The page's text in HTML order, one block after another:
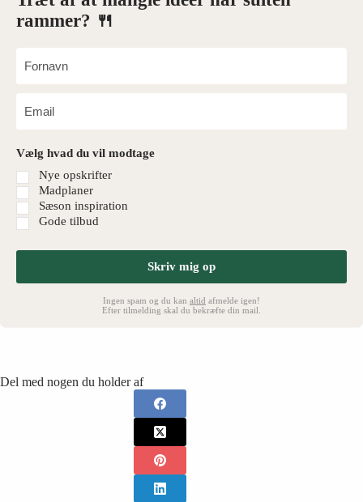
rammer? 🍴
Vælg hvad du vil modtage
Nye opskrifter
Madplaner
Sæson inspiration
Gode tilbud
Skriv mig op
Ingen spam og du kan altid afmelde igen!
Efter tilmelding skal du bekræfte din mail.
Del med nogen du holder af